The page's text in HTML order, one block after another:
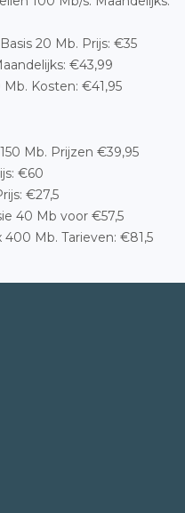
20 Mb. Prijs: €35
€43,99
Kosten: €41,95
Mb. Prijzen €39,95
€60
€27,5
40 Mb voor €57,5
Mb. Tarieven: €81,5